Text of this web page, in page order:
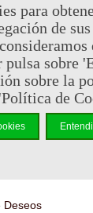
Al Carrito
Compartir
juntar hasta
16puntos de
de€ 0.11.
Deseos
para
de
pulsa sobre
sobre la
de